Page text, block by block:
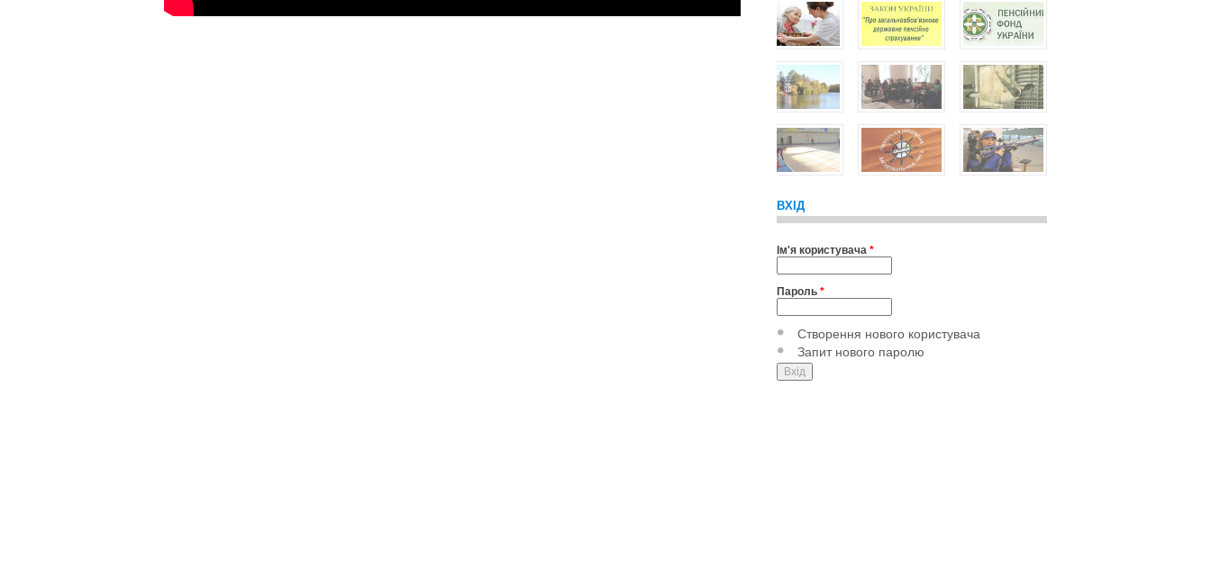
ВХІД
Ім'я користувача *
Пароль *
Створення нового користувача
Запит нового паролю